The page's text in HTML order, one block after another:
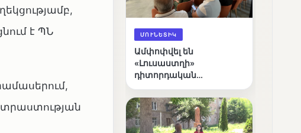
է ՊՆ
ՄՈՒՆԵՏԻԿ
Ամփոփվել են
«Լուսաստղի»
դիտորդական
արդյունքները